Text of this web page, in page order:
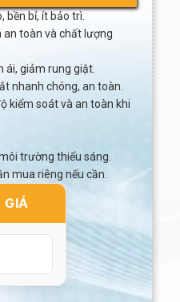
bền bỉ, ít bảo trì.
toàn và chất lượng
ái, giảm rung giật.
nhanh chóng, an toàn.
kiểm soát và an toàn khi
trường thiếu sáng.
mua riêng nếu cần.
GIÁ